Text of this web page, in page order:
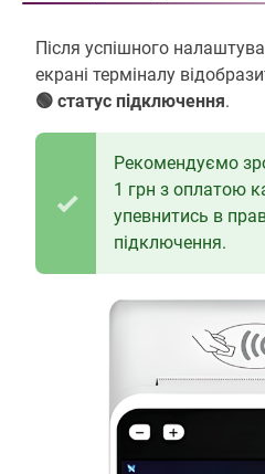
Після успішного
екрані терміналу
🟢 статус підключення.
Рекомендуємо
1 грн з оплатою
упевнитись в
підключення.